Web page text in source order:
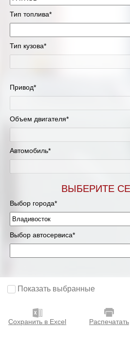
Тип топлива*
Тип кузова*
Привод*
Объем двигателя*
Автомобиль*
ВЫБЕРИТЕ
Выбор города*
Выбор автосервиса*
Показать выбранные
Сохранить в Excel Распечатать